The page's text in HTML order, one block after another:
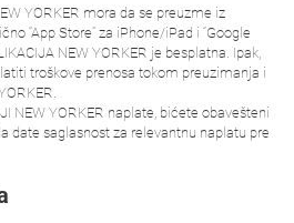
YORKER mora da se preuzme iz
“App Store” za iPhone/iPad i “Google
NEW YORKER je besplatna. Ipak,
troškove prenosa tokom preuzimanja i
NEW YORKER naplate, bićete obavešteni
date saglasnost za relevantnu naplatu pre